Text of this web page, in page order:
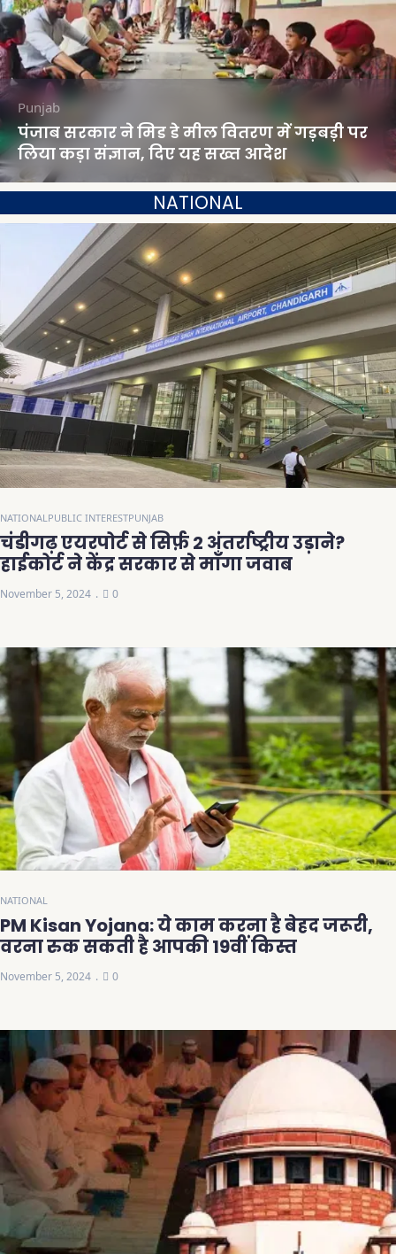
Punjab
पंजाब सरकार ने मिड डे मील वितरण में गड़बड़ी पर
लिया कड़ा संज्ञान, दिए यह सख्त आदेश
NATIONAL
NATIONAL PUBLIC INTERESTPUNJAB
चंडीगढ़ एयरपोर्ट से सिर्फ़ 2 अंतर्राष्ट्रीय उड़ाने?
हाईकोर्ट ने केंद्र सरकार से माँगा जवाब
November 5, 2024 0
NATIONAL
PM Kisan Yojana: ये काम करना है बेहद जरूरी,
वरना रुक सकती है आपकी 19वीं किस्त
November 5, 2024 0